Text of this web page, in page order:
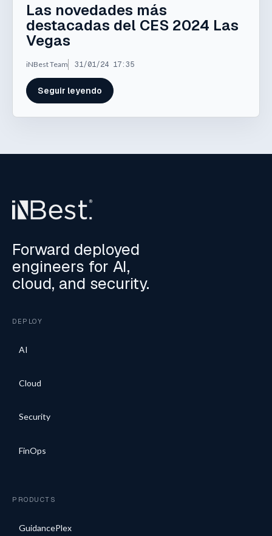
Las novedades más
destacadas del CES 2024 Las
Vegas
iNBest Team 31/01/24 17:35
Seguir leyendo
Forward deployed
engineers for AI,
cloud, and security.
DEPLOY
AI
Cloud
Security
FinOps
PRODUCTS
GuidancePlex